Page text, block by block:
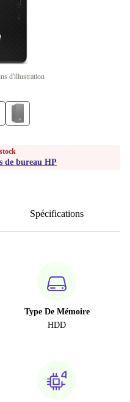
d'illustration
de bureau HP
Spécifications
Type De Mémoire
HDD